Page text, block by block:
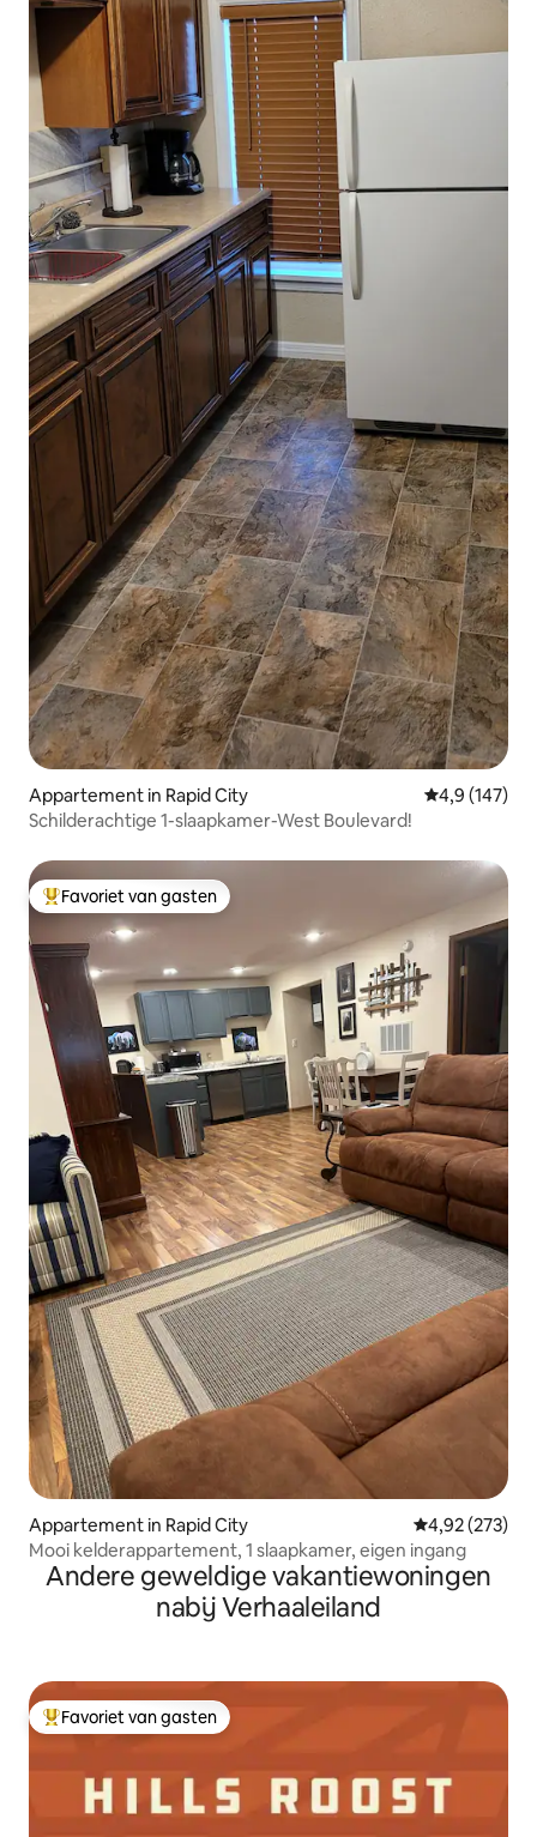
Appartement in Rapid City Gemiddelde
4,9 (147)
Schilderachtige 1-slaapkamer-West Boulevard!
Topfavoriet van gasten
Favoriet van gasten
Appartement in Rapid City Gemiddelde
4,92 (273)
Mooi kelderappartement, 1 slaapkamer, eigen ingang
Andere geweldige vakantiewoningen
nabij Verhaaleiland
Topfavoriet van gasten
Favoriet van gasten